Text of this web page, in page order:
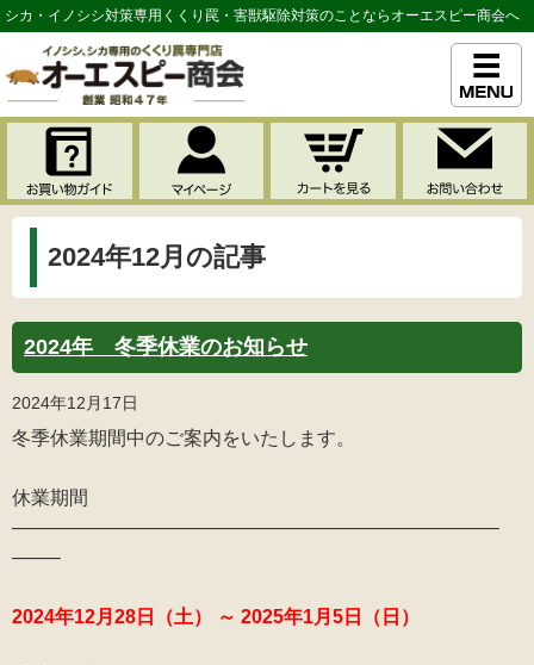
シカ・イノシシ対策専用くくり罠・害獣駆除対策のことならオーエスピー商会へ
2024年12月の記事
2024年 冬季休業のお知らせ
2024年12月17日
冬季休業期間中のご案内をいたします。
休業期間
—————————————————————————–
——–
2024年12月28日（土） ～ 2025年1月5日（日）